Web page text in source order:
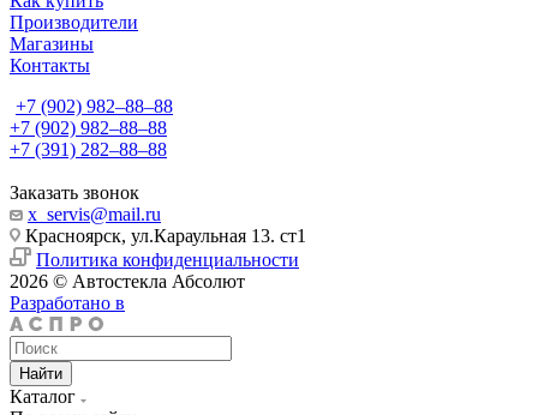
Производители
Магазины
Контакты
+7 (902) 982‒88‒88
+7 (902) 982‒88‒88
+7 (391) 282‒88‒88
Заказать звонок
x_servis@mail.ru
Красноярск, ул.Караульная 13. ст1
Политика конфиденциальности
2026 © Автостекла Абсолют
Разработано в
Найти
Каталог